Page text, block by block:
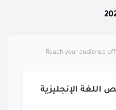
Reach your audience
اللغة الإنجليزية